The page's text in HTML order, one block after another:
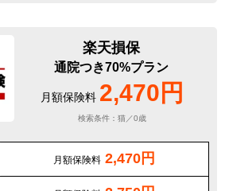
楽天損保
通院つき70%プラン
月額保険料 2,470円
検索条件：猫／0歳
月額保険料 2,470円